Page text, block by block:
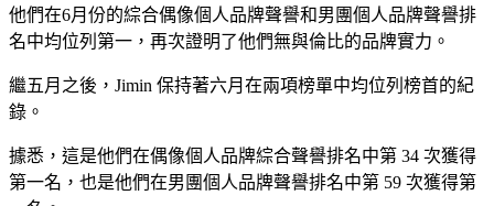
他們在6月份的綜合偶像個人品牌聲譽和男團個人品牌聲譽排
名中均位列第一，再次證明了他們無與倫比的品牌實力。
繼五月之後，Jimin 保持著六月在兩項榜單中均位列榜首的紀
錄。
據悉，這是他們在偶像個人品牌綜合聲譽排名中第 34 次獲得
第一名，也是他們在男團個人品牌聲譽排名中第 59 次獲得第